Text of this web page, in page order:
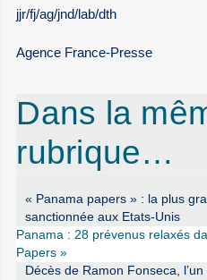
jjr/fj/ag/jnd/lab/dth
Agence France-Presse
Dans la
rubrique…
« Panama papers » : la plus
sanctionnée aux Etats-Unis
Panama : 28 prévenus relaxés
Papers »
Décès de Ramon Fonseca,